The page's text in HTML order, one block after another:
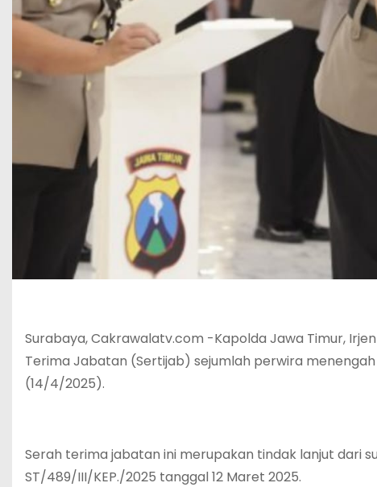
Surabaya, Cakrawalatv.com -Kapolda Jawa Timur,
Terima Jabatan (Sertijab) sejumlah perwira
(14/4/2025).
Serah terima jabatan ini merupakan tindak lanjut dari
ST/489/III/KEP./2025 tanggal 12 Maret 2025.